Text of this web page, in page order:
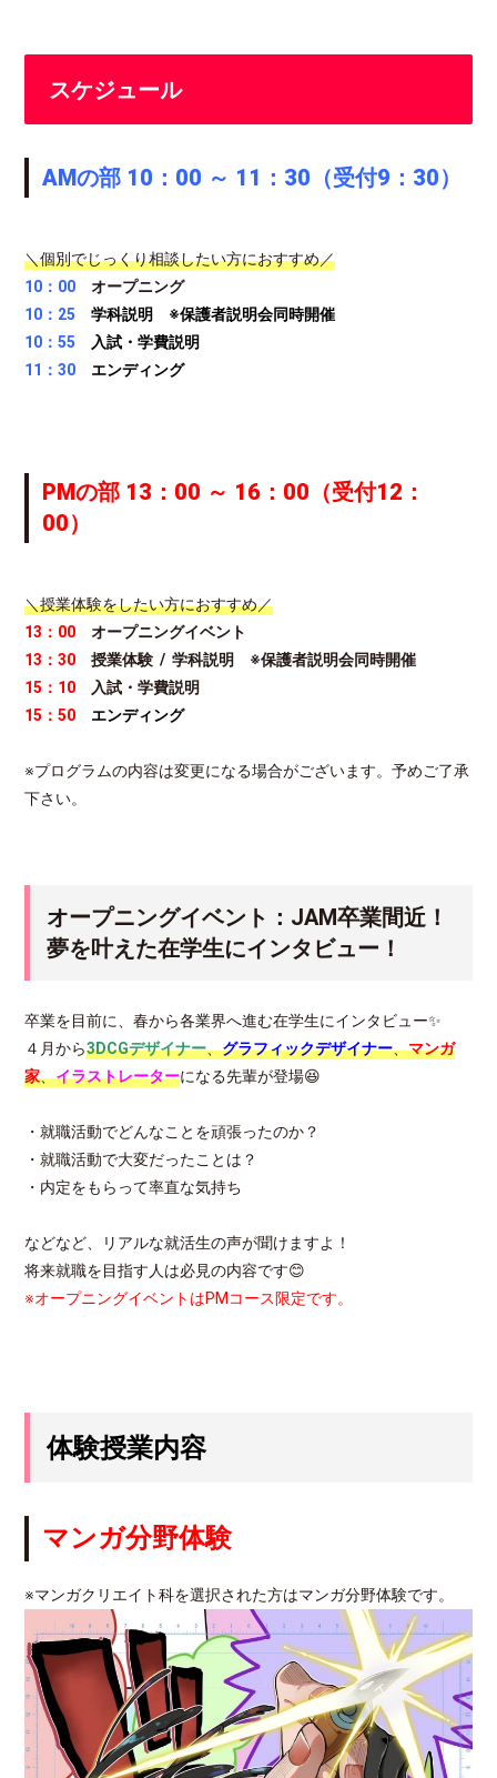
スケジュール
AMの部 10：00 ～ 11：30（受付9：30）
＼個別でじっくり相談したい方におすすめ／
10：00 オープニング
10：25学科説明 ※保護者説明会同時開催
10：55
入試・学費説明
11：30 エンディング
PMの部 13：00 ～ 16：00（受付12：
00）
＼授業体験をしたい方におすすめ／
13：00 オープニングイベント
13：30 授業体験 / 学科説明 ※保護者説明会同時開催
15：10
入試・学費説明
15：50 エンディング
※プログラムの内容は変更になる場合がございます。予めご了承
下さい。
オープニングイベント：JAM卒業間近！
夢を叶えた在学生にインタビュー！
卒業を目前に、春から各業界へ進む在学生にインタビュー✨
４月から3DCGデザイナー、グラフィックデザイナー、マンガ
家、イラストレーターになる先輩が登場😆
・就職活動でどんなことを頑張ったのか？
・就職活動で大変だったことは？
・内定をもらって率直な気持ち
などなど、リアルな就活生の声が聞けますよ！
将来就職を目指す人は必見の内容です😊
※オープニングイベントはPMコース限定です。
体験授業内容
マンガ分野体験
※マンガクリエイト科を選択された方はマンガ分野体験です。